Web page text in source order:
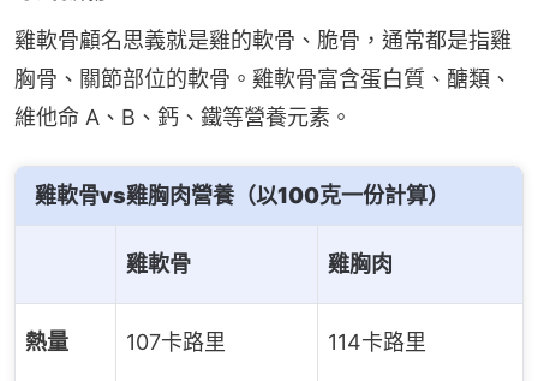
雞軟骨顧名思義就是雞的軟骨、脆骨，通常都是指雞
胸骨、關節部位的軟骨。雞軟骨富含蛋白質、醣類、
維他命 A、B、鈣、鐵等營養元素。
雞軟骨vs雞胸肉營養（以100克一份計算）
雞軟骨 雞胸肉
熱量 107卡路里 114卡路里